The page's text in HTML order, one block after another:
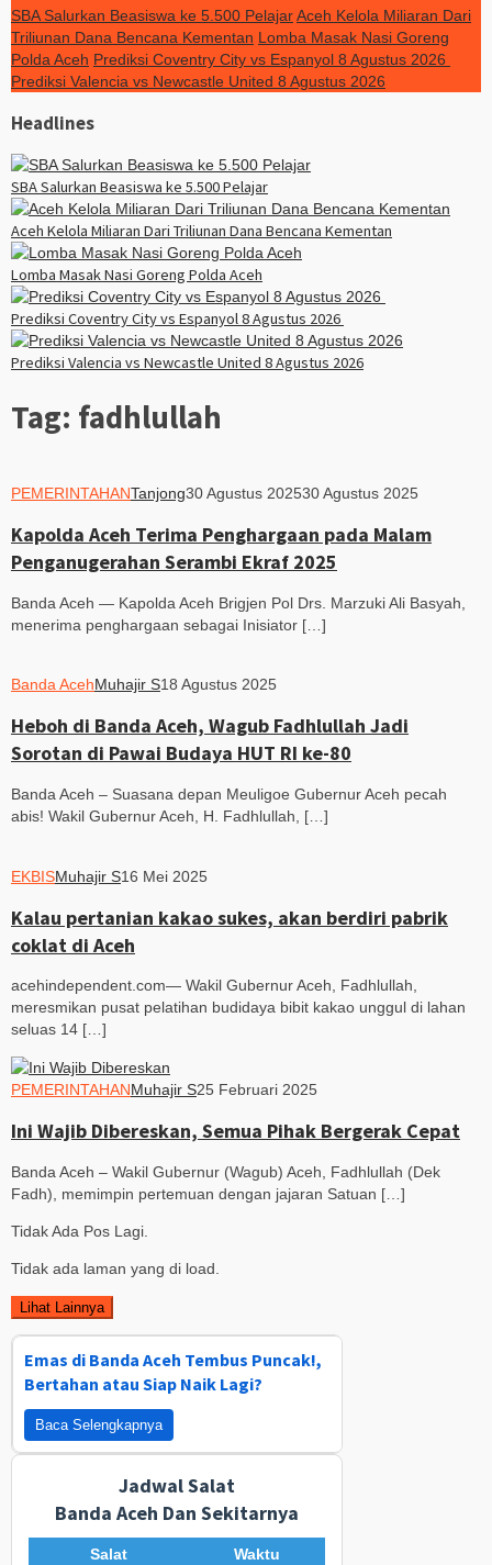
SBA Salurkan Beasiswa ke 5.500 PelajarAceh Kelola Miliaran Dari
Triliunan Dana Bencana Kementan Lomba Masak Nasi Goreng
Polda Aceh Prediksi Coventry City vs Espanyol 8 Agustus 2026
Prediksi Valencia vs Newcastle United 8 Agustus 2026
Headlines
SBA Salurkan Beasiswa ke 5.500 Pelajar
Aceh Kelola Miliaran Dari Triliunan Dana Bencana Kementan
Lomba Masak Nasi Goreng Polda Aceh
Prediksi Coventry City vs Espanyol 8 Agustus 2026
Prediksi Valencia vs Newcastle United 8 Agustus 2026
Tag: fadhlullah
PEMERINTAHANTanjong30 Agustus 202530 Agustus 2025
Kapolda Aceh Terima Penghargaan pada Malam
Penganugerahan Serambi Ekraf 2025
Banda Aceh — Kapolda Aceh Brigjen Pol Drs. Marzuki Ali Basyah,
menerima penghargaan sebagai Inisiator […]
Banda AcehMuhajir S18 Agustus 2025
Heboh di Banda Aceh, Wagub Fadhlullah Jadi
Sorotan di Pawai Budaya HUT RI ke-80
Banda Aceh – Suasana depan Meuligoe Gubernur Aceh pecah
abis! Wakil Gubernur Aceh, H. Fadhlullah, […]
EKBISMuhajir S16 Mei 2025
Kalau pertanian kakao sukes, akan berdiri pabrik
coklat di Aceh
acehindependent.com— Wakil Gubernur Aceh, Fadhlullah,
meresmikan pusat pelatihan budidaya bibit kakao unggul di lahan
seluas 14 […]
PEMERINTAHANMuhajir S25 Februari 2025
Ini Wajib Dibereskan, Semua Pihak Bergerak Cepat
Banda Aceh – Wakil Gubernur (Wagub) Aceh, Fadhlullah (Dek
Fadh), memimpin pertemuan dengan jajaran Satuan […]
Tidak Ada Pos Lagi.
Tidak ada laman yang di load.
Lihat Lainnya
Emas di Banda Aceh Tembus Puncak!,
Bertahan atau Siap Naik Lagi?
Baca Selengkapnya
Jadwal Salat
Banda Aceh Dan Sekitarnya
Salat
Waktu